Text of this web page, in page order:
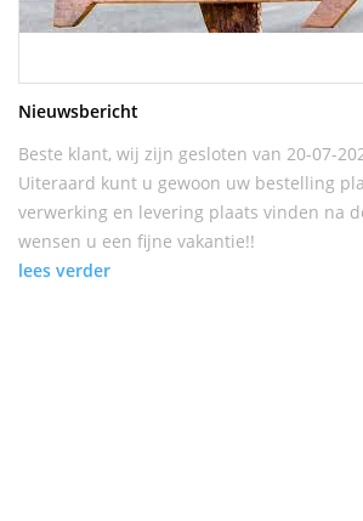
Nieuwsbericht
Beste klant, wij zijn gesloten van 20-07-
Uiteraard kunt u gewoon uw bestelling
verwerking en levering plaats vinden na
wensen u een fijne vakantie!!
lees verder